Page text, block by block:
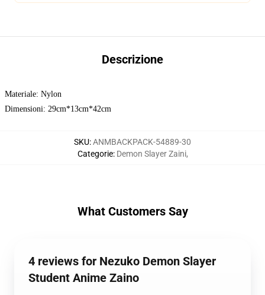
Descrizione
Materiale: Nylon
Dimensioni: 29cm*13cm*42cm
SKU:ANMBACKPACK-54889-30
Categorie: Demon Slayer Zaini,
What Customers Say
4 reviews for Nezuko Demon Slayer
Student Anime Zaino